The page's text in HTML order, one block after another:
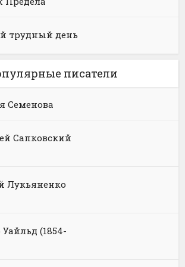
трудный день
писатели
Семенова
Сапковский
Лукьяненко
Уайльд (1854-